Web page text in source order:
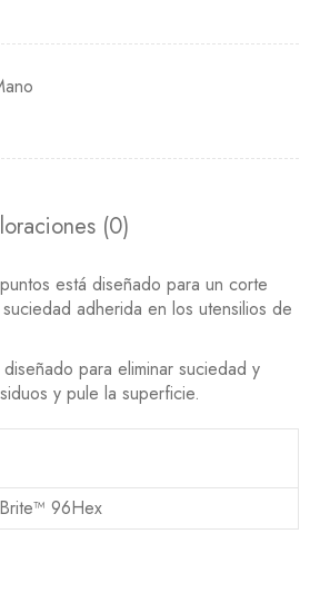
(0)
está diseñado para un corte
adherida en los utensilios de
para eliminar suciedad y
y pule la superficie.
96Hex